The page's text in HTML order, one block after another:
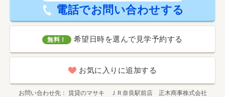
電話でお問い合わせする
無料！ 希望日時を選んで見学予約する
お気に入りに追加する
お問い合わせ先
賃貸のマサキ ＪＲ奈良駅前店 正木商事株式会社